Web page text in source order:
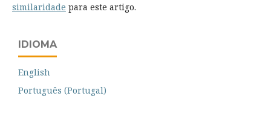
similaridade para este artigo.
IDIOMA
English
Português (Portugal)